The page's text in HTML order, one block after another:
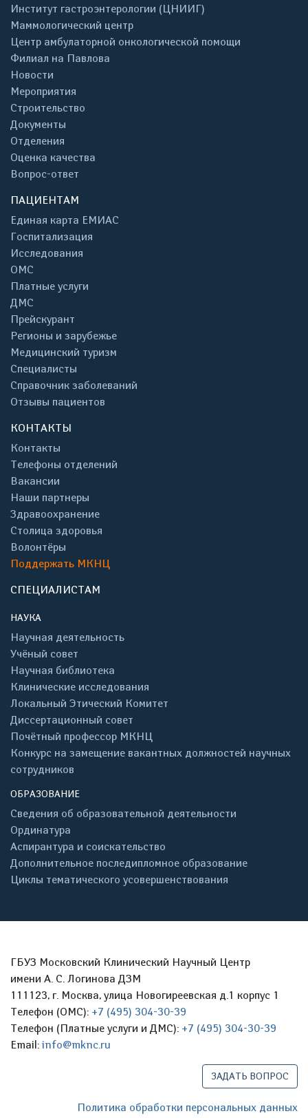
Институт гастроэнтерологии (ЦНИИГ)
Маммологический центр
Центр амбулаторной онкологической помощи
Филиал на Павлова
Новости
Мероприятия
Строительство
Документы
Отделения
Оценка качества
Вопрос-ответ
ПАЦИЕНТАМ
Единая карта ЕМИАС
Госпитализация
Исследования
ОМС
Платные услуги
ДМС
Прейскурант
Регионы и зарубежье
Медицинский туризм
Специалисты
Справочник заболеваний
Отзывы пациентов
КОНТАКТЫ
Контакты
Телефоны отделений
Вакансии
Наши партнеры
Здравоохранение
Столица здоровья
Волонтёры
Поддержать МКНЦ
СПЕЦИАЛИСТАМ
НАУКА
Научная деятельность
Учёный совет
Научная библиотека
Клинические исследования
Локальный Этический Комитет
Диссертационный совет
Почётный профессор МКНЦ
Конкурс на замещение вакантных должностей научных
сотрудников
ОБРАЗОВАНИЕ
Сведения об образовательной деятельности
Ординатура
Аспирантура и соискательство
Дополнительное последипломное образование
Циклы тематического усовершенствования
ГБУЗ Московский Клинический Научный Центр
имени А. С. Логинова ДЗМ
111123, г. Москва, улица Новогиреевская д.1 корпус 1
Телефон (ОМС): +7 (495) 304-30-39
Телефон (Платные услуги и ДМС): +7 (495) 304-30-39
Email: info@mknc.ru
ЗАДАТЬ ВОПРОС
Политика обработки персональных данных